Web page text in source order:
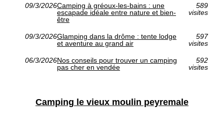
09/3/2026Camping à gréoux-les-bains : une
escapade idéale entre nature et bien-
être
589
visites
09/3/2026Glamping dans la drôme : tente lodge
et aventure au grand air
597
visites
06/3/2026Nos conseils pour trouver un camping
pas cher en vendée
592
visites
Camping le vieux moulin peyremale